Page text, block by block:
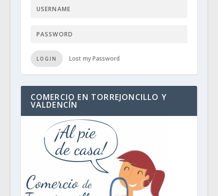
LOGIN Lost my Password
COMERCIO EN TORREJONCILLO Y
VALDENCÍN